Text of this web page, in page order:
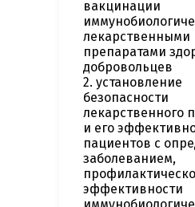
вакцинации
лекарственными
препаратами
добровольцев
2. установление
безопасности
лекарственного
и его
пациентов с
заболеванием,
эффективности